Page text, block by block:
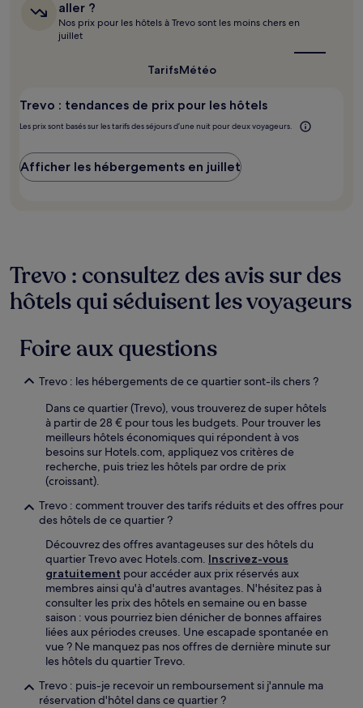
nuit
2 adultes.
prix
changer.
Des
conditions
supplémentaires
s’appliquer.
est
le
meilleur
aller ?
Nos prix pour les hôtels à Trevo sont les moins chers en
juillet
TarifsMétéo
Trevo : tendances de prix pour les hôtels
Les prix sont basés sur les tarifs des séjours d’une nuit pour deux voyageurs.
Afficher les hébergements en juillet
Trevo : consultez des avis sur des
hôtels qui séduisent les voyageurs
Foire aux questions
Trevo : les hébergements de ce quartier sont-ils chers ?
Dans ce quartier (Trevo), vous trouverez de super hôtels
à partir de 28 € pour tous les budgets. Pour trouver les
meilleurs hôtels économiques qui répondent à vos
besoins sur Hotels.com, appliquez vos critères de
recherche, puis triez les hôtels par ordre de prix
(croissant).
Trevo : comment trouver des tarifs réduits et des offres pour
des hôtels de ce quartier ?
Découvrez des offres avantageuses sur des hôtels du
quartier Trevo avec Hotels.com. Inscrivez-vous
gratuitement pour accéder aux prix réservés aux
membres ainsi qu'à d'autres avantages. N'hésitez pas à
consulter les prix des hôtels en semaine ou en basse
saison : vous pourriez bien dénicher de bonnes affaires
liées aux périodes creuses. Une escapade spontanée en
vue ? Ne manquez pas nos offres de dernière minute sur
les hôtels du quartier Trevo.
Trevo : puis-je recevoir un remboursement si j'annule ma
réservation d'hôtel dans ce quartier ?